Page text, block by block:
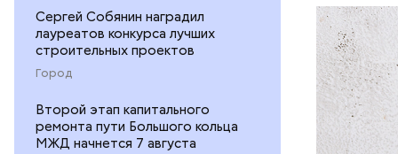
Сергей Собянин наградил
лауреатов конкурса лучших
строительных проектов
Город
Второй этап капитального
ремонта пути Большого кольца
МЖД начнется 7 августа
ЕДА